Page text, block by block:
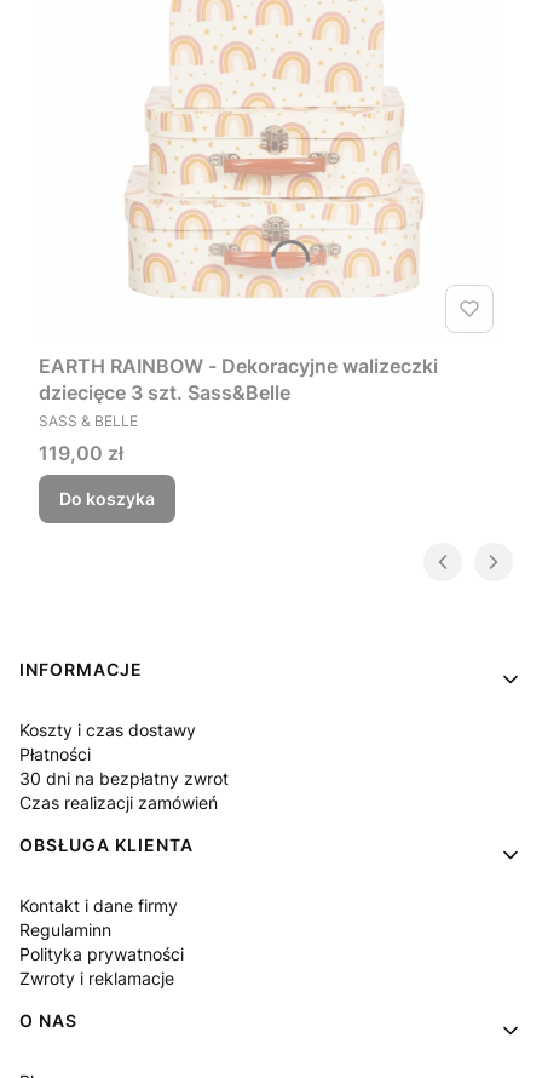
EARTH RAINBOW - Dekoracyjne walizeczki
dziecięce 3 szt. Sass&Belle
PRODUCENT
SASS & BELLE
Cena
119,00 zł
Do koszyka
Linki w stopce
INFORMACJE
Koszty i czas dostawy
Płatności
30 dni na bezpłatny zwrot
Czas realizacji zamówień
OBSŁUGA KLIENTA
Kontakt i dane firmy
Regulaminn
Polityka prywatności
Zwroty i reklamacje
O NAS